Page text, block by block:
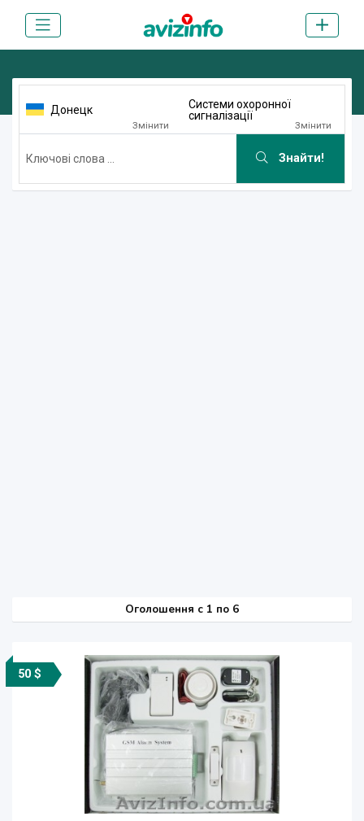
Донецк
Змінити
Системи охоронної
сигналізації
Змінити
Знайти!
Оголошення c 1 по 6
50 $